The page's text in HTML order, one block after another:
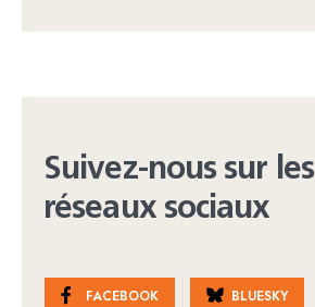
Suivez-nous sur les
réseaux sociaux
FACEBOOK BLUESKY